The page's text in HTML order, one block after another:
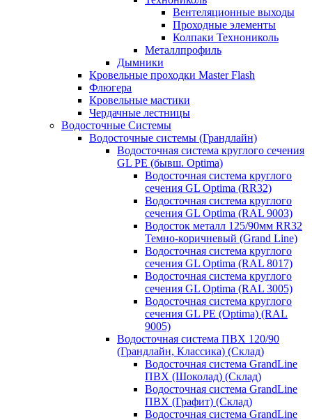
Вентеляционные выходы
Проходные элементы
Колпаки Технониколь
Металлпрофиль
Дымники
Кровельные проходки Master Flash
Флюгера
Кровельные мастики
Чердачные лестницы
Водосточные Системы
Водосточные системы (Грандлайн)
Водосточная система круглого сечения
GL PE (бывш. Optima)
Водосточная система круглого
сечения GL Optima (RR32)
Водосточная система круглого
сечения GL Optima (RAL 9003)
Водосток металл 125/90мм RR32
Темно-коричневый (Grand Line)
Водосточная система круглого
сечения GL Optima (RAL 8017)
Водосточная система круглого
сечения GL Optima (RAL 3005)
Водосточная система круглого
сечения GL PE (Optima) (RAL
9005)
Водосточная система ПВХ 120/90
(Грандлайн, Классика) (Склад)
Водосточная система GrandLine
ПВХ (Шоколад) (Склад)
Водосточная система GrandLine
ПВХ (Графит) (Склад)
Водосточная система GrandLine